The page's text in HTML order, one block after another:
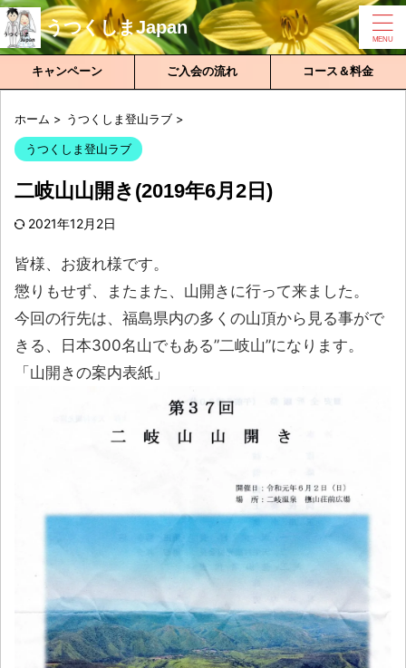
うつくしまJapan
キャンペーン ご入会の流れ コース＆料金
ホーム > うつくしま登山ラブ >
うつくしま登山ラブ
二岐山山開き(2019年6月2日)
2021年12月2日
皆様、お疲れ様です。
懲りもせず、またまた、山開きに行って来ました。
今回の行先は、福島県内の多くの山頂から見る事がで
きる、日本300名山でもある”二岐山”になります。
「山開きの案内表紙」